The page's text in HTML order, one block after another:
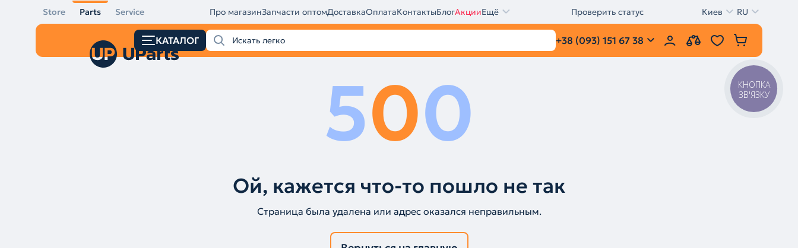
Store Parts Service Про магазинЗапчасти оптомДоставкаОплатаКонтактыБлогАкцииЕщё Проверить статус Киев RU
КАТАЛОГ +38 (093) 151 67 38
500
Ой, кажется что-то пошло не так
Страница была удалена или адрес оказался неправильным.
КНОПКА
ЗВ'ЯЗКУ